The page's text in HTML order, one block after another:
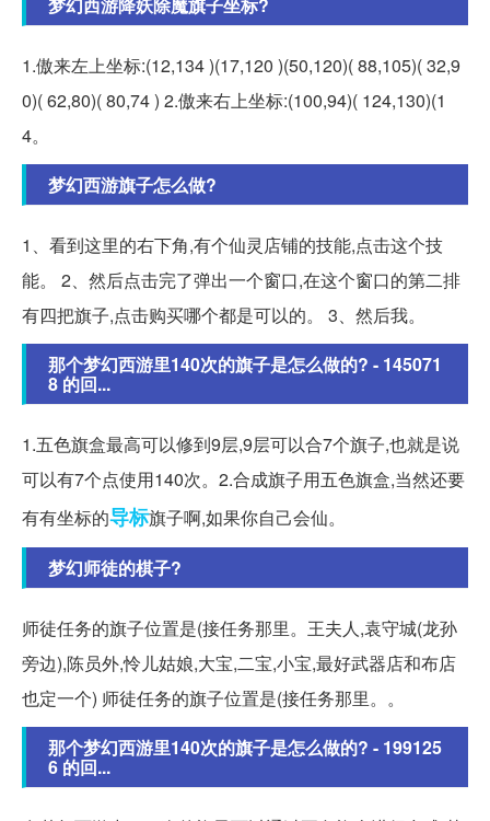
1.傲来左上坐标:(12,134 )(17,120 )(50,120)( 88,105)( 32,9
0)( 62,80)( 80,74 ) 2.傲来右上坐标:(100,94)( 124,130)(1
4。
梦幻西游旗子怎么做?
1、看到这里的右下角,有个仙灵店铺的技能,点击这个技
能。 2、然后点击完了弹出一个窗口,在这个窗口的第二排
有四把旗子,点击购买哪个都是可以的。 3、然后我。
那个梦幻西游里140次的旗子是怎么做的? - 145071
8 的回...
1.五色旗盒最高可以修到9层,9层可以合7个旗子,也就是说
可以有7个点使用140次。2.合成旗子用五色旗盒,当然还要
有有坐标的导标旗子啊,如果你自己会仙。
梦幻师徒的棋子?
师徒任务的旗子位置是(接任务那里。王夫人,袁守城(龙孙
旁边),陈员外,怜儿姑娘,大宝,二宝,小宝,最好武器店和布店
也定一个) 师徒任务的旗子位置是(接任务那里。。
那个梦幻西游里140次的旗子是怎么做的? - 199125
6 的回...